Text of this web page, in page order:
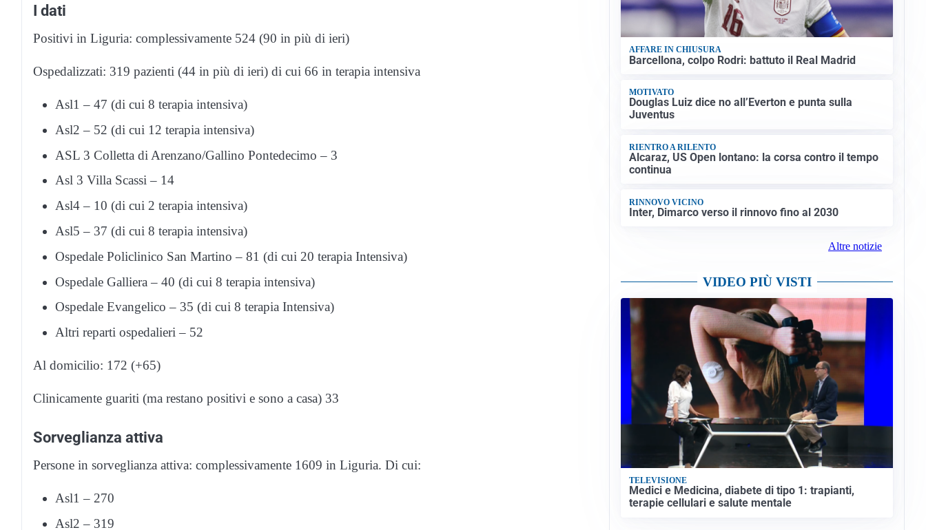
I dati
Positivi in Liguria: complessivamente 524 (90 in più di ieri)
Ospedalizzati: 319 pazienti (44 in più di ieri) di cui 66 in terapia intensiva
Asl1 – 47 (di cui 8 terapia intensiva)
Asl2 – 52 (di cui 12 terapia intensiva)
ASL 3 Colletta di Arenzano/Gallino Pontedecimo – 3
Asl 3 Villa Scassi – 14
Asl4 – 10 (di cui 2 terapia intensiva)
Asl5 – 37 (di cui 8 terapia intensiva)
Ospedale Policlinico San Martino – 81 (di cui 20 terapia Intensiva)
Ospedale Galliera – 40 (di cui 8 terapia intensiva)
Ospedale Evangelico – 35 (di cui 8 terapia Intensiva)
Altri reparti ospedalieri – 52
Al domicilio: 172 (+65)
Clinicamente guariti (ma restano positivi e sono a casa) 33
Sorveglianza attiva
Persone in sorveglianza attiva: complessivamente 1609 in Liguria. Di cui:
Asl1 – 270
Asl2 – 319
AFFARE IN CHIUSURA
Barcellona, colpo Rodri: battuto il Real Madrid
MOTIVATO
Douglas Luiz dice no all’Everton e punta sulla
Juventus
RIENTRO A RILENTO
Alcaraz, US Open lontano: la corsa contro il tempo
continua
RINNOVO VICINO
Inter, Dimarco verso il rinnovo fino al 2030
Altre notizie
VIDEO PIÙ VISTI
TELEVISIONE
Medici e Medicina, diabete di tipo 1: trapianti,
terapie cellulari e salute mentale